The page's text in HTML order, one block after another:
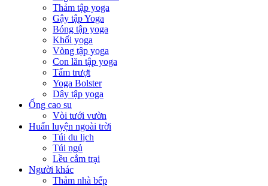
Thảm tập yoga
Gậy tập Yoga
Bóng tập yoga
Khối yoga
Vòng tập yoga
Con lăn tập yoga
Tấm trượt
Yoga Bolster
Dây tập yoga
Ống cao su
Vòi tưới vườn
Huấn luyện ngoài trời
Túi du lịch
Túi ngủ
Lều cắm trại
Người khác
Thảm nhà bếp